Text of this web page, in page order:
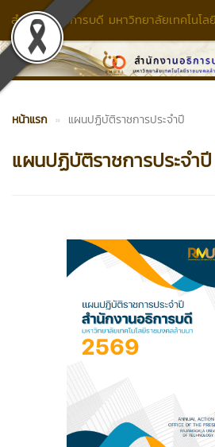
สำนักงานอธิการบดี มหาวิทยาลัยเทคโนโ
หน้าแรก แผนปฏิบัติราชการประจำปี
แผนปฏิบัติราชการประจำปี